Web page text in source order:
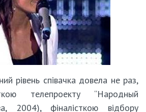
рівень співачка довела не раз,
телепроекту “Народный
2004), фіналісткою відбору